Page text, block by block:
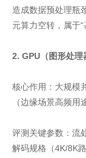
造成数据预处理瓶
元算力空转，属于“
2. GPU（图形处
核心作用：大规模
（边缘场景高频用
评测关键参数：流
解码规格（4K/8K